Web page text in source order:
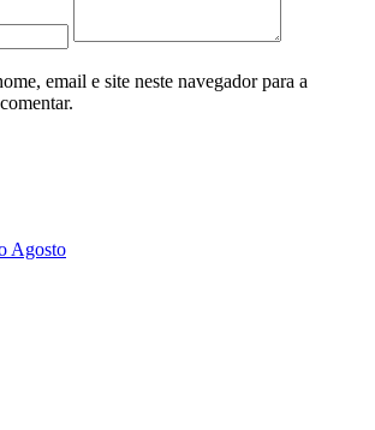
email e site neste navegador para a